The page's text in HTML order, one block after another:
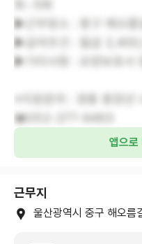
▶근무장소 : 중구 해오름
▶급여조건 : 월급
▶기타사항 : 요양보호사
☎052-277-9493
앱으로
근무지
울산광역시 중구 해오름